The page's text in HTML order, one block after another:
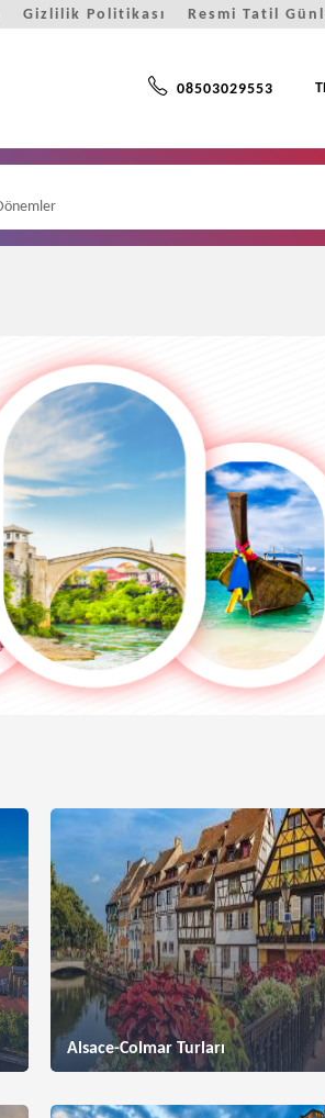
Gizlilik Politikası Resmi Tatil
08503029553
Alsace-Colmar Turları